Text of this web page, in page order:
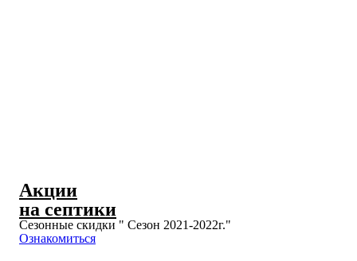
Акции
на септики
Сезонные скидки " Сезон 2021-2022г."
Ознакомиться